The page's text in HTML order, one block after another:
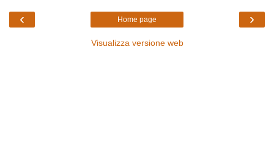
‹ ›
Home page
Visualizza versione web